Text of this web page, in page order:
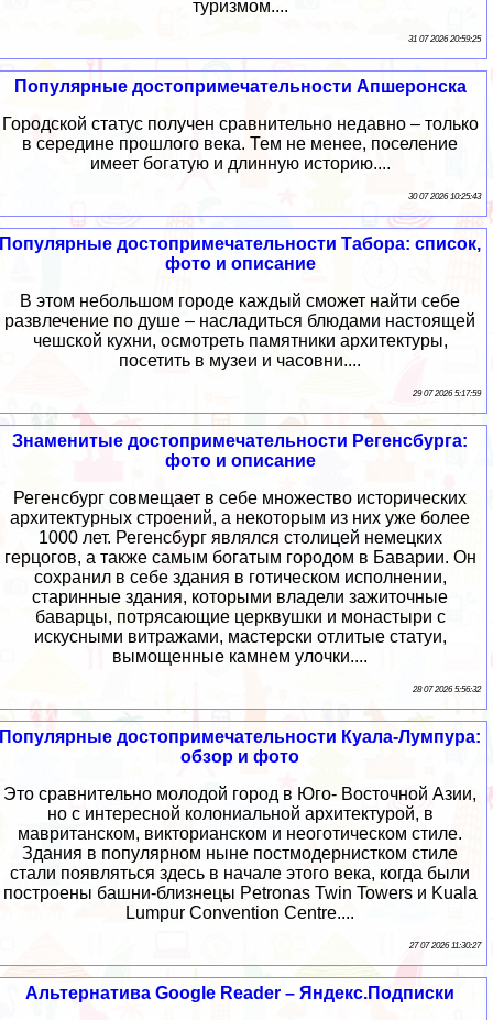
туризмом....
31 07 2026 20:59:25
Популярные достопримечательности Апшеронска
Городской статус получен сравнительно недавно – только
в середине прошлого века. Тем не менее, поселение
имеет богатую и длинную историю....
30 07 2026 10:25:43
Популярные достопримечательности Табора: список,
фото и описание
В этом небольшом городе каждый сможет найти себе
развлечение по душе – насладиться блюдами настоящей
чешской кухни, осмотреть памятники архитектуры,
посетить в музеи и часовни....
29 07 2026 5:17:59
Знаменитые достопримечательности Регенсбурга:
фото и описание
Регенсбург совмещает в себе множество исторических
архитектурных строений, а некоторым из них уже более
1000 лет. Регенсбург являлся столицей немецких
герцогов, а также самым богатым городом в Баварии. Он
сохранил в себе здания в готическом исполнении,
старинные здания, которыми владели зажиточные
баварцы, потрясающие церквушки и монастыри с
искусными витражами, мастерски отлитые статуи,
вымощенные камнем улочки....
28 07 2026 5:56:32
Популярные достопримечательности Куала-Лумпура:
обзор и фото
Это сравнительно молодой город в Юго- Восточной Азии,
но с интересной колониальной архитектурой, в
мавританском, викторианском и неоготическом стиле.
Здания в популярном ныне постмодернистком стиле
стали появляться здесь в начале этого века, когда были
построены башни-близнецы Petronas Twin Towers и Kuala
Lumpur Convention Centre....
27 07 2026 11:30:27
Альтернатива Google Reader – Яндекс.Подписки